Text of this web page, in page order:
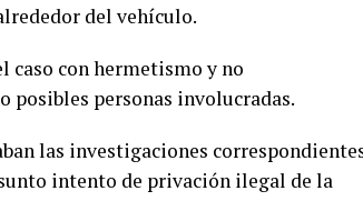
del vehículo.
caso con hermetismo y no
posibles personas involucradas.
las investigaciones
intento de privación ilegal de la